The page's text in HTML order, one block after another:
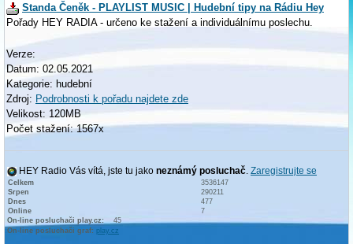
Standa Čeněk - PLAYLIST MUSIC | Hudební tipy na Rádiu Hey
Pořady HEY RADIA - určeno ke stažení a individuálnímu poslechu.
Verze:
Datum: 02.05.2021
Kategorie: hudební
Zdroj: Podrobnosti k pořadu najdete zde
Velikost: 120MB
Počet stažení: 1567x
HEY Radio Vás vítá, jste tu jako neznámý posluchač. Zaregistrujte se
Celkem
3536147
Srpen
290211
Dnes
477
Online
7
On-line posluchači play.cz:
45
On-line posluchači graf: play.cz